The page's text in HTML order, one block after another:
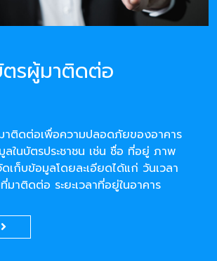
รผู้มาติดต่อ
าติดต่อเพื่อความปลอดภัยของอาคาร
ในบัตรประชาชน เช่น ชื่อ ที่อยู่ ภาพ
เก็บข้อมูลโดยละเอียดได้แก่ วันเวลา
าติดต่อ ระยะเวลาที่อยู่ในอาคาร